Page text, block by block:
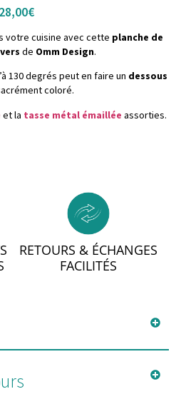
28,00€
votre cuisine avec cette planche de
de Omm Design.
130 degrés peut en faire un dessous
coloré.
et la tasse métal émaillée assorties.
RETOURS & ÉCHANGES
FACILITÉS